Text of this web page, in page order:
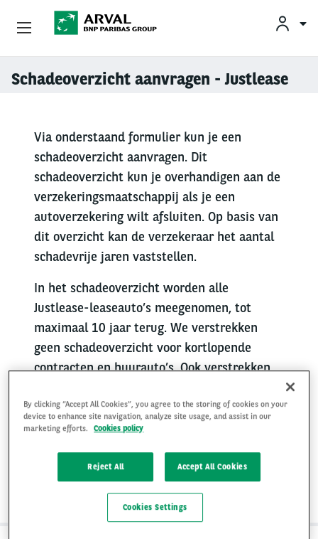
Overslaan en naar de inhoud gaan
Schadeoverzicht aanvragen - Justlease
Via onderstaand formulier kun je een
schadeoverzicht aanvragen. Dit
schadeoverzicht kun je overhandigen aan de
verzekeringsmaatschappij als je een
autoverzekering wilt afsluiten. Op basis van
dit overzicht kan de verzekeraar het aantal
schadevrije jaren vaststellen.
In het schadeoverzicht worden alle
Justlease-leaseauto’s meegenomen, tot
maximaal 10 jaar terug. We verstrekken
geen schadeoverzicht voor kortlopende
contracten en huurauto’s. Ook verstrekken
korter dan één jaar.
Het schadeoverzicht kan pas worden
afgegeven nadat het voertuig is ingeleverd
en het leasecontract is beëindigd.
Zakelijk Leasen
Mobiliteit
Occasions
Klantenservice
Over Arval
By clicking “Accept All Cookies”, you agree to the storing of cookies on your
device to enhance site navigation, analyze site usage, and assist in our
marketing efforts.
Cookies policy
Reject All Accept All Cookies
Cookies Settings